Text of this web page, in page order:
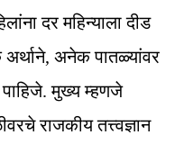
दर महिन्याला दीड
अनेक पातळ्यांवर
पाहिजे. मुख्य म्हणजे
राजकीय तत्त्वज्ञान